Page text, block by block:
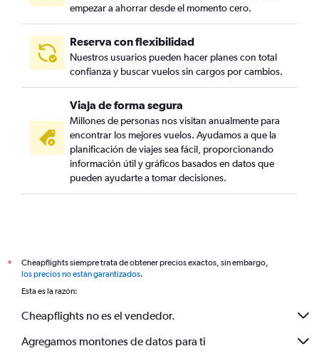
empezar a ahorrar desde el momento cero.
Reserva con flexibilidad
Nuestros usuarios pueden hacer planes con total
confianza y buscar vuelos sin cargos por cambios.
Viaja de forma segura
Millones de personas nos visitan anualmente para
encontrar los mejores vuelos. Ayudamos a que la
planificación de viajes sea fácil, proporcionando
información útil y gráficos basados en datos que
pueden ayudarte a tomar decisiones.
*
Cheapflights siempre trata de obtener precios exactos, sin embargo,
los precios no están garantizados.
Esta es la razón:
Cheapflights no es el vendedor.
Agregamos montones de datos para ti